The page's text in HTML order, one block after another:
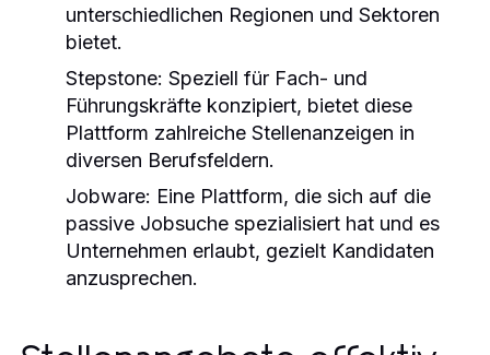
unterschiedlichen Regionen und Sektoren
bietet.
Stepstone: Speziell für Fach- und
Führungskräfte konzipiert, bietet diese
Plattform zahlreiche Stellenanzeigen in
diversen Berufsfeldern.
Jobware: Eine Plattform, die sich auf die
passive Jobsuche spezialisiert hat und es
Unternehmen erlaubt, gezielt Kandidaten
anzusprechen.